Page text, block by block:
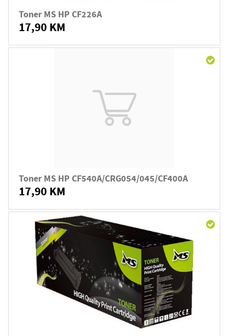
Toner MS HP CF226A
17,90 KM
Toner MS HP CF540A/CRG054/045/CF400A
17,90 KM